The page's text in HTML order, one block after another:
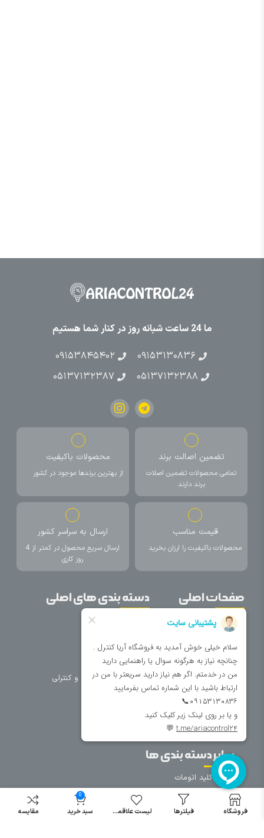
ما 24 ساعت شبانه روز در کنار شما هستیم
۰۹۱۵۳۱۳۰۸۳۶
۰۹۱۵۳۸۴۵۴۰۲
۰۵۱۳۷۱۳۲۳۸۸
۰۵۱۳۷۱۳۲۳۸۷
تضمین اصالت برند
تمامی محصولات تضمین اصلات
برند دارند
محصولات باکیفیت
از بهترین برندها موجود در کشور
قیمت مناسب
محصولات باکیفیت را ارزان بخرید
ارسال به سراسر کشور
ارسال سریع محصول در کمتر از 4
روز کاری
صفحات اصلی
خانه
درباره ما
تماس با ما
فروشگاه
دسته بندی های اصلی
اتوماسیون
تجهیزات تابلویی
تجهیزات حفاظتی و کنترلی
روشنایی
سایر دسته بندی ها
خرید کلید اتومات
خرید کنتاکتور
خرید فیوز
فروشگاه فیلترها لیست علاقمندی
0
سبد خرید مقایسه